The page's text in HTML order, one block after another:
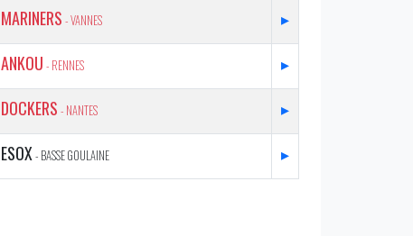
MARINERS - VANNES
▸
ANKOU - RENNES
▸
DOCKERS - NANTES
▸
ESOX- BASSE GOULAINE ▸